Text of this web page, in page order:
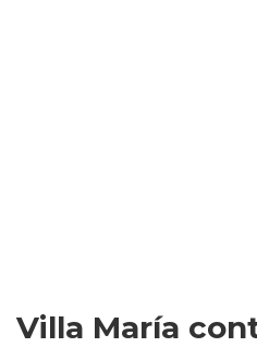
Villa María